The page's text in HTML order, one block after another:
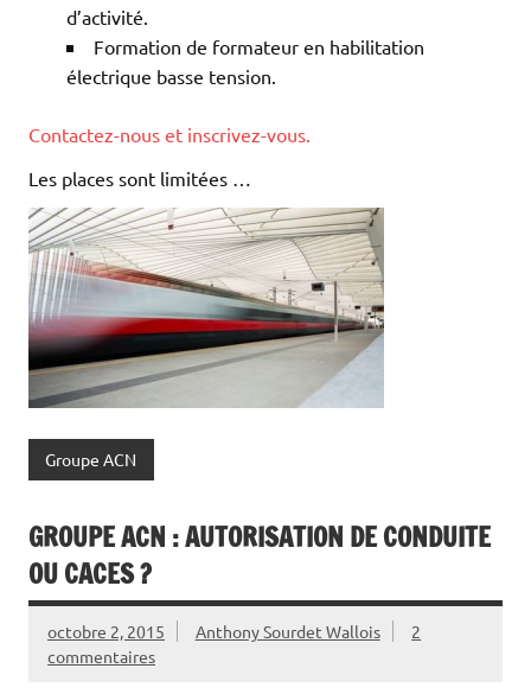
d’activité.
Formation de formateur en habilitation
électrique basse tension.
Contactez-nous et inscrivez-vous.
Les places sont limitées …
Groupe ACN
GROUPE ACN : AUTORISATION DE CONDUITE
OU CACES ?
octobre 2, 2015 Anthony Sourdet Wallois
2
commentaires